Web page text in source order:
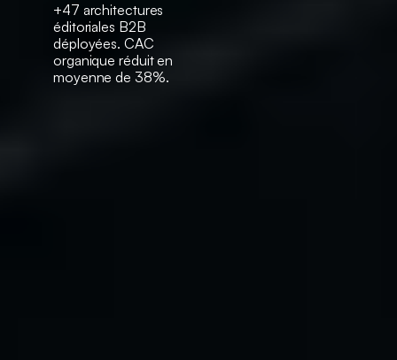
+47 architectures
éditoriales B2B
déployées. CAC
organique réduit en
moyenne de 38%.